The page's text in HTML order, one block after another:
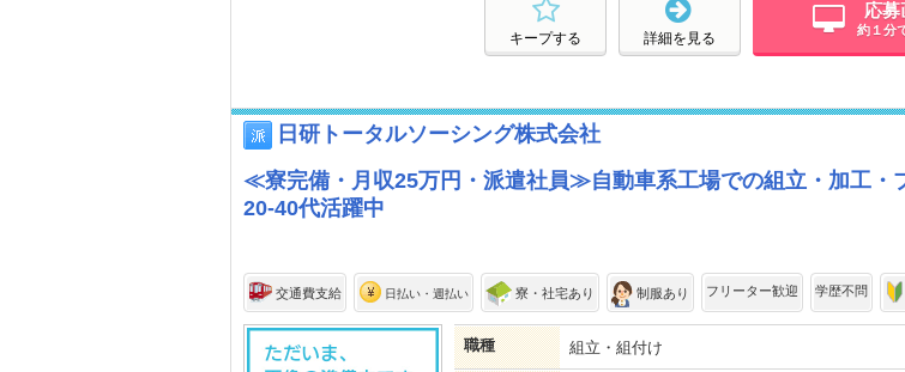
応募
約１分
詳細を見る
キープする
日研トータルソーシング株式会社
≪寮完備・月収25万円・派遣社員≫自動車系工場での組立・加工・
20-40代活躍中
交通費支給 日払い・週払い 寮・社宅あり 制服あり フリーター歓迎 学歴不問
職種 組立・組付け